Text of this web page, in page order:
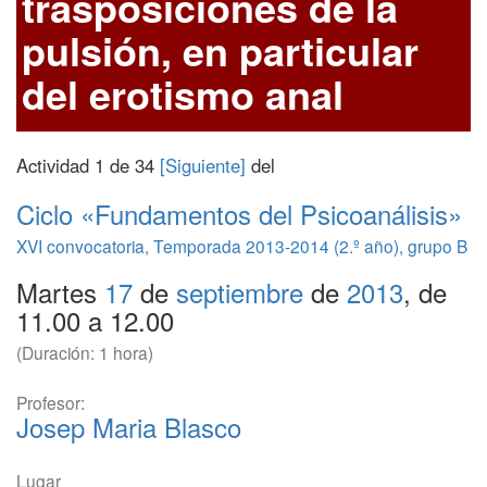
pulsión, en particular
del erotismo anal
Actividad 1 de 34 [Siguiente] del
Ciclo «Fundamentos del Psicoanálisis»
XVI convocatoria, Temporada 2013-2014 (2.º año), grupo B
Martes 17 de septiembre de 2013, de
11.00 a 12.00
(Duración: 1 hora)
Profesor:
Josep Maria Blasco
Lugar